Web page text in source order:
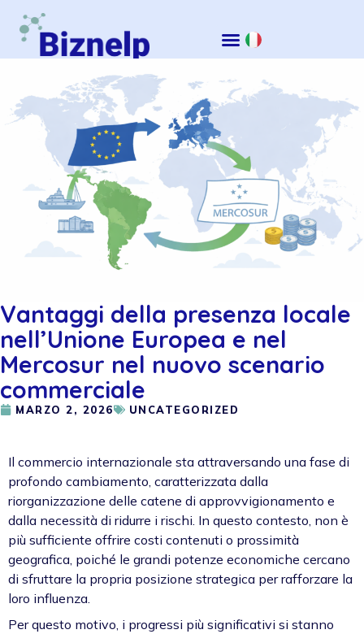
Vantaggi della presenza locale
nell’Unione Europea e nel
Mercosur nel nuovo scenario
commerciale
MARZO 2, 2026 UNCATEGORIZED
Il commercio internazionale sta attraversando una fase di
profondo cambiamento, caratterizzata dalla
riorganizzazione delle catene di approvvigionamento e
dalla necessità di ridurre i rischi. In questo contesto, non è
più sufficiente offrire costi contenuti o prossimità
geografica, poiché le grandi potenze economiche cercano
di sfruttare la propria posizione strategica per rafforzare la
loro influenza.
Per questo motivo, i progressi più significativi si stanno